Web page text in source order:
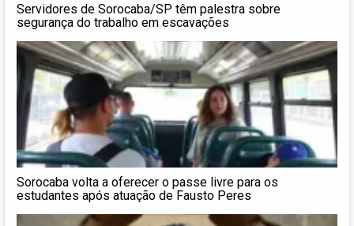
Servidores de Sorocaba/SP têm palestra sobre
segurança do trabalho em escavações
Sorocaba volta a oferecer o passe livre para os
estudantes após atuação de Fausto Peres